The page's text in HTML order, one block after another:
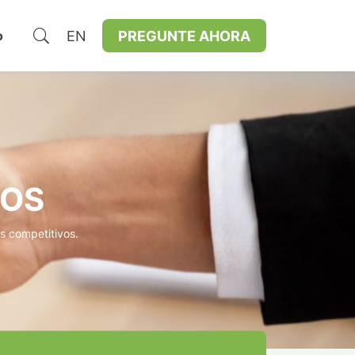
EN PREGUNTE AHORA
competitivos.